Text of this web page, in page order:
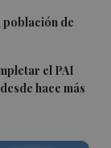
población de
el PAI
hace más